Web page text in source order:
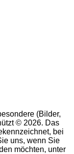
(Bilder,
© 2026. Das
bei
uns, wenn Sie
möchten, unter